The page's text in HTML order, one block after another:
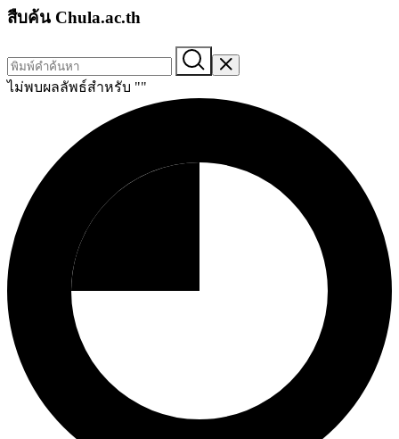
สืบค้น Chula.ac.th
ไม่พบผลลัพธ์สำหรับ ""